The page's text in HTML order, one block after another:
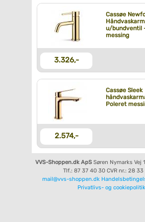
Cassøe
u/bundventil
messing
3.326,-
Cassøe Sleek
Poleret
2.574,-
VVS-Shoppen.dk ApS Søren Nymarks Vej
Tlf.: 87 37 40 30 CVR nr.: 28
mail@vvs-shoppen.dk
Privatlivs- og cookiepolitik